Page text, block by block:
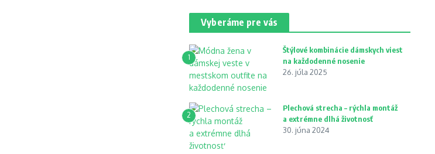
Vyberáme pre vás
1
Štýlové kombinácie dámskych viest
na každodenné nosenie
26. júla 2025
2
Plechová strecha – rýchla montáž
a extrémne dlhá životnosť
30. júna 2024